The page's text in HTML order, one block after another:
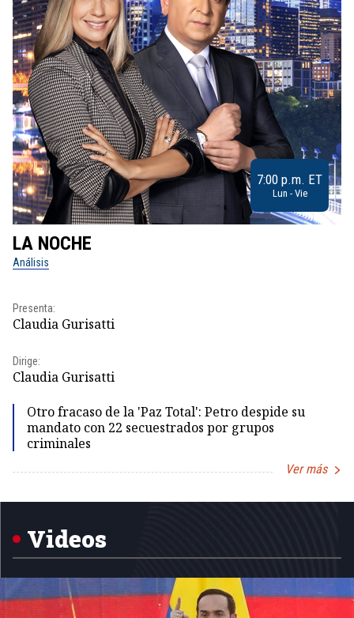
7:00 p.m. ET
Lun - Vie
LA NOCHE
Análisis
Presenta:
Claudia Gurisatti
Dirige:
Claudia Gurisatti
Otro fracaso de la 'Paz Total': Petro despide su
mandato con 22 secuestrados por grupos
criminales
Ver más
1
Videos